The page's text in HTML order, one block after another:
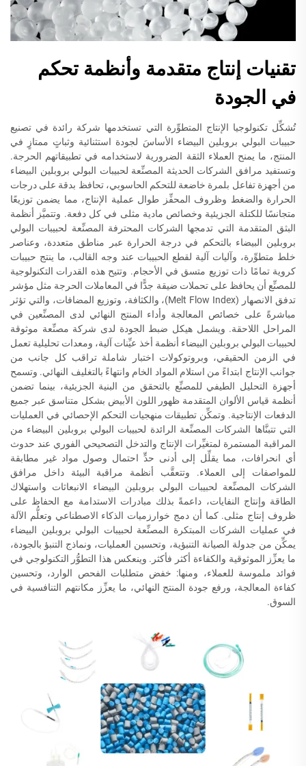
تقنيات إنتاج متقدمة وأنظمة تحكم
في الجودة
تُشكِّل تكنولوجيا الإنتاج المتطوِّرة التي تستخدمها شركة رائدة في تصنيع
حبيبات البولي بروبلين البيضاء الأساسَ لجودة استثنائية وثباتٍ ممتازٍ في
المنتج، ما يمنح العملاء الثقة الضرورية لاستخدامه في تطبيقاتهم الحرجة.
وتستفيد مرافق الشركات الحديثة المصنِّعة لحبيبات البولي بروبلين البيضاء
من أجهزة تفاعل بلمرة خاضعة للتحكم الحاسوبي، تحافظ بدقة على درجات
الحرارة والضغط وظروف المحفِّز طوال عملية الإنتاج، مما يضمن توزيعًا
متجانسًا للكتلة الجزيئية وخصائص مادية مثلى في كل دفعة. وتتميَّز أنظمة
البثق المتقدمة التي تدمجها الشركات المحترفة المصنِّعة لحبيبات البولي
بروبلين البيضاء بالتحكم في درجة الحرارة عبر مناطق متعددة، وعناصر
خلط متطوِّرة، وآليات آلية لقطع الحبيبات عند وجه القالب، ما ينتج حبيبات
كروية تمامًا ذات توزيع متسق في الأحجام. وتتيح هذه القدرات التكنولوجية
للمصنِّع أن يحافظ على تحملات ضيقة جدًّا في المعاملات الحرجة مثل مؤشر
تدفق الانصهار (Melt Flow Index)، والكثافة، وتوزيع المضافات، والتي تؤثر
مباشرةً على خصائص المعالجة وأداء المنتج النهائي لدى المصنِّعين في
المراحل اللاحقة. ويشمل هيكل ضبط الجودة لدى شركة مصنِّعة موثوقة
لحبيبات البولي بروبلين البيضاء أنظمة أخذ عيِّنات آلية، ومعدات تحليلية تعمل
في الزمن الحقيقي، وبروتوكولات اختبار شاملة تراقب كل جانب من
جوانب الإنتاج ابتداءً من استلام المواد الخام وانتهاءً بالتغليف النهائي. وتسمح
أجهزة التحليل الطيفي للمصنِّع بالتحقق من البنية الجزيئية، بينما تضمن
أنظمة قياس الألوان المتقدمة ظهور اللون الأبيض بشكل متناسق عبر جميع
الدفعات الإنتاجية. وتمكِّن تطبيقات منهجيات التحكم الإحصائي في العمليات
التي تتبنَّاها الشركات المصنِّعة الرائدة لحبيبات البولي بروبلين البيضاء من
المراقبة المستمرة لمتغيِّرات الإنتاج والتدخل التصحيحي الفوري عند حدوث
أي انحرافات، مما يقلِّل إلى أدنى حدٍّ احتمال وصول مواد غير مطابقة
للمواصفات إلى العملاء. وتتعقَّب أنظمة مراقبة البيئة داخل مرافق
الشركات المصنِّعة لحبيبات البولي بروبلين البيضاء الانبعاثات واستهلاك
الطاقة وإنتاج النفايات، داعمةً بذلك مبادرات الاستدامة مع الحفاظ على
ظروف إنتاج مثلى. كما أن دمج خوارزميات الذكاء الاصطناعي وتعلُّم الآلة
في عمليات الشركات المبتكرة المصنِّعة لحبيبات البولي بروبلين البيضاء
يمكِّن من جدولة الصيانة التنبؤية، وتحسين العمليات، ونماذج التنبؤ بالجودة،
ما يعزِّز الموثوقية والكفاءة أكثر فأكثر. وينعكس هذا التطوُّر التكنولوجي في
فوائد ملموسة للعملاء، ومنها: خفض متطلبات الفحص الوارد، وتحسين
كفاءة المعالجة، ورفع جودة المنتج النهائي، ما يعزِّز مكانتهم التنافسية في
السوق.